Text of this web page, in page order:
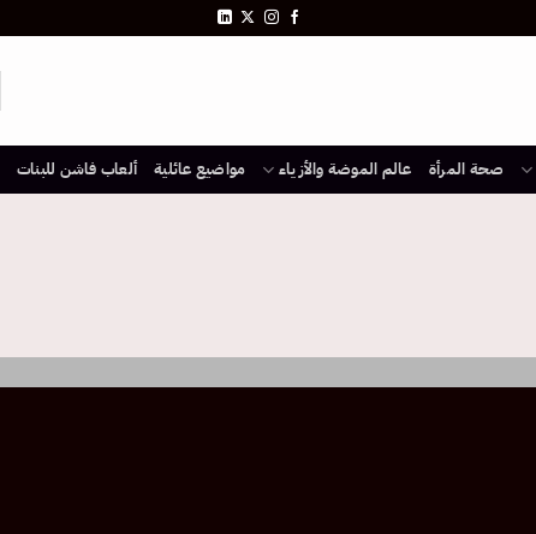
صحة المرأة عالم الموضة والأزياء مواضيع عائلية ألعاب فاشن للبنات